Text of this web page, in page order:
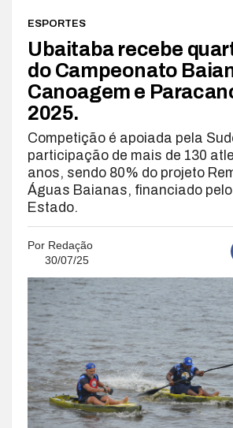
ESPORTES
Ubaitaba recebe
do Campeonato
Canoagem e
2025.
Competição é apoiada pela
participação de mais de 130
anos, sendo 80% do projeto
Águas Baianas, financiado
Estado.
Por Redação
30/07/25